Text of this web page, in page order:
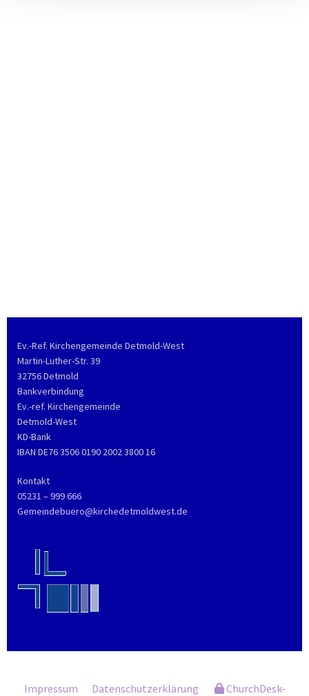
Ev.-Ref. Kirchengemeinde Detmold-West
Martin-Luther-Str. 39
32756 Detmold
Bankverbindung
Ev.-ref. Kirchengemeinde
Detmold-West
KD-Bank
IBAN DE76 3506 0190 2002 3800 16
Kontakt
05231 – 999 666
Gemeindebuero@kirchedetmoldwest.de
Impressum Datenschutzerklärung ChurchDesk-